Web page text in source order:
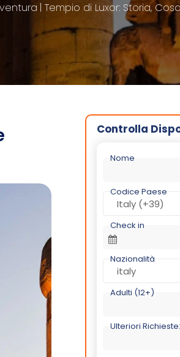
Tempio di Luxor: Storia,
Controlla
Nome
Codice Paese
Check in
Nazionalità
Adulti (12+)
Ulteriori Richieste: